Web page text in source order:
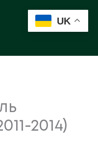
2014)
UK